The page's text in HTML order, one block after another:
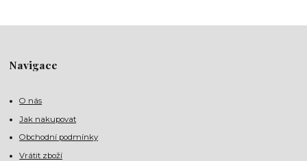
Navigace
O nás
Jak nakupovat
Obchodní podmínky
Vrátit zboží